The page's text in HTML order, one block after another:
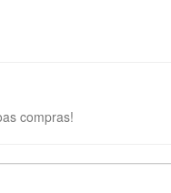
compras!